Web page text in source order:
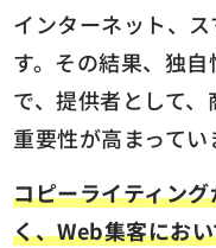
インターネット、
す。その結果、独
で、提供者として
重要性が高まってい
コピーライティン
く、Web集客にお